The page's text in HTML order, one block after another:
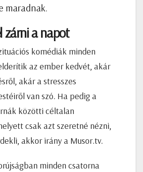
maradnak.
zárni a napot
komédiák minden
az ember kedvét, akár
akár a stresszes
van szó. Ha pedig a
közötti céltalan
csak azt szeretné nézni,
akkor irány a Musor.tv.
minden csatorna